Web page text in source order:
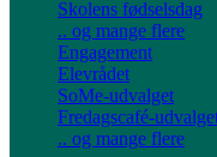
Skolens fødselsdag
.. og mange flere
Engagement
Elevrådet
SoMe-udvalget
Fredagscafé-
.. og mange flere